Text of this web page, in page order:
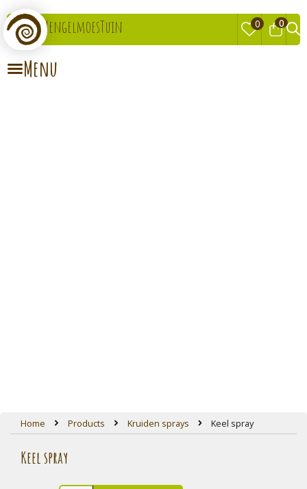
MengelmoesTuin 0 0
Home Products Kruiden sprays Keel spray
Keel spray